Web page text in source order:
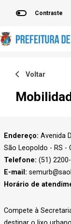
Contraste
Voltar
Endereço: Avenida
São Leopoldo - RS -
Telefone: (51)
E-mail:
Horário de
Compete à